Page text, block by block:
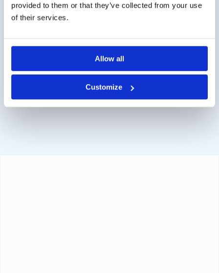
provided to them or that they’ve collected from your use
of their services.
Allow all
Customize
Webshop.
Kontakt über info@medi-sense.nl oder +31 (0)6 27899756
Sichere Bezahlung
Wir haben verschiedene Zahlungsmöglichkeiten wie
Kreditkarte und PayPal.